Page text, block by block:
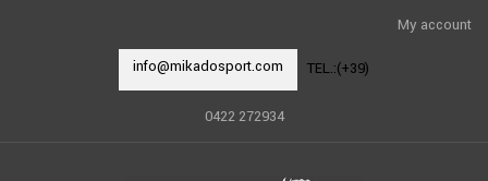
My account
info@mikadosport.com TEL.:(+39)
0422 272934